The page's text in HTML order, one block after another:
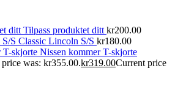
Tilpass produktet ditt kr200.00
Classic Lincoln S/S kr180.00
Nissen kommer T-skjorte
was: kr355.00.kr319.00Current price